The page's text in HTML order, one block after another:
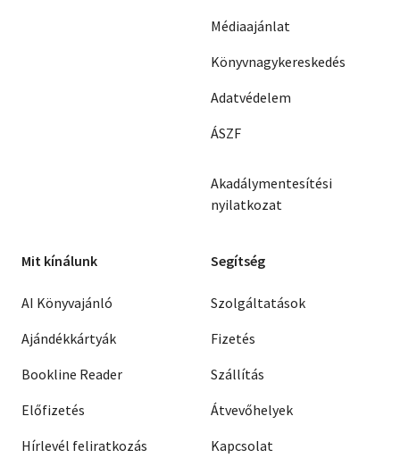
Médiaajánlat
Könyvnagykereskedés
Adatvédelem
ÁSZF
Akadálymentesítési
nyilatkozat
Mit kínálunk
AI Könyvajánló
Ajándékkártyák
Bookline Reader
Előfizetés
Hírlevél feliratkozás
Segítség
Szolgáltatások
Fizetés
Szállítás
Átvevőhelyek
Kapcsolat